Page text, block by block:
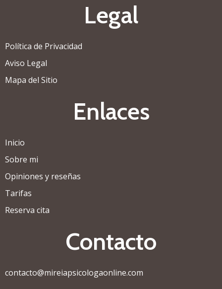
Legal
Política de Privacidad
Aviso Legal
Mapa del Sitio
Enlaces
Inicio
Sobre mi
Opiniones y reseñas
Tarifas
Reserva cita
Contacto
contacto@mireiapsicologaonline.com